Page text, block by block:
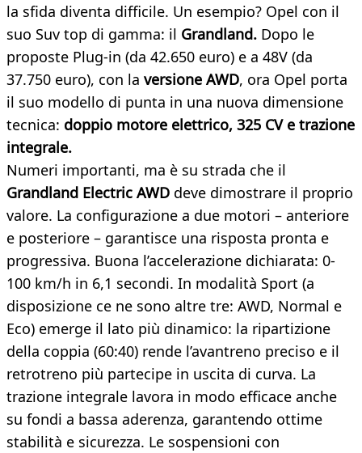
la sfida diventa difficile. Un esempio? Opel con il
suo Suv top di gamma: il Grandland. Dopo le
proposte Plug-in (da 42.650 euro) e a 48V (da
37.750 euro), con la versione AWD, ora Opel porta
il suo modello di punta in una nuova dimensione
tecnica: doppio motore elettrico, 325 CV e trazione
integrale.
Numeri importanti, ma è su strada che il
Grandland Electric AWD deve dimostrare il proprio
valore. La configurazione a due motori – anteriore
e posteriore – garantisce una risposta pronta e
progressiva. Buona l’accelerazione dichiarata: 0-
100 km/h in 6,1 secondi. In modalità Sport (a
disposizione ce ne sono altre tre: AWD, Normal e
Eco) emerge il lato più dinamico: la ripartizione
della coppia (60:40) rende l’avantreno preciso e il
retrotreno più partecipe in uscita di curva. La
trazione integrale lavora in modo efficace anche
su fondi a bassa aderenza, garantendo ottime
stabilità e sicurezza. Le sospensioni con